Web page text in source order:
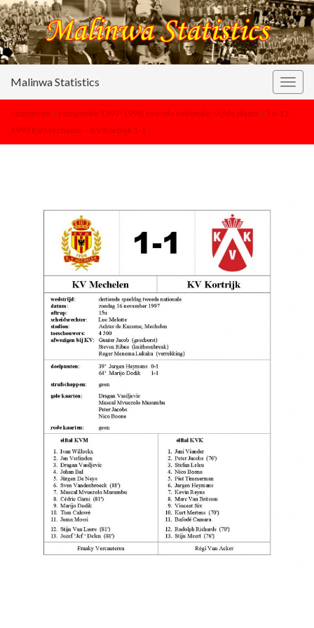
Malinwa Statistics
seizoenen > competitie 1997-1998: tweede nationale, vijfde plaats > 16-11-
1997 KV Mechelen – KV Kortrijk 1-1